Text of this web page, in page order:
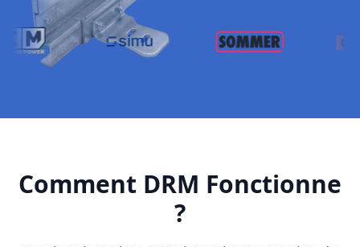
Comment DRM Fonctionne
?